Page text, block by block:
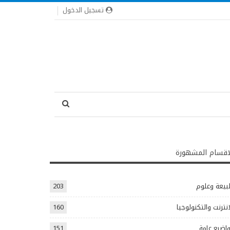
تسجيل الدخول
المشهورة
وعلوم
203
والتكنولوجيا
160